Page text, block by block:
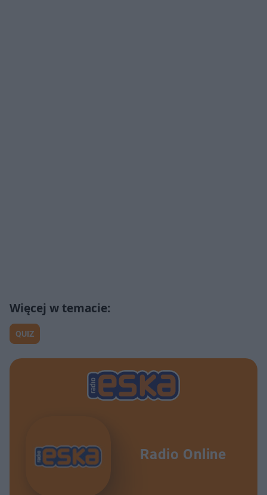
QUIZ
Radio Online